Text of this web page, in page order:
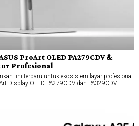
ProArt OLED PA279CDV &
Profesional
lini terbaru untuk ekosistem layar profesional
Display OLED PA279CDV dan PA329CDV.